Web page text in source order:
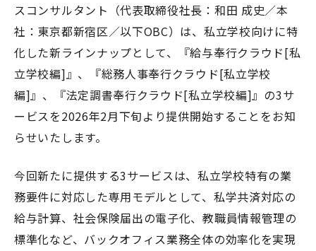
スコンサルタント（代表取締役社長：和田 成史／本
社：東京都新宿区／以下OBC）は、私立学校向けに特
化した新ラインナップとして、『給与奉行クラウド[私
立学校編]』、『総務人事奉行クラウド[私立学校
編]』、『法定調書奉行クラウド[私立学校編]』の3サ
ービスを2026年2月下旬より提供開始することをお知
らせいたします。
今回新たに提供する3サービスは、私立学校特有の業
務要件に対応した専用モデルとして、私学共済対応の
給与計算、社会保険届出の電子化、教職員情報管理の
標準化など、バックオフィス業務全体の効率化を実現